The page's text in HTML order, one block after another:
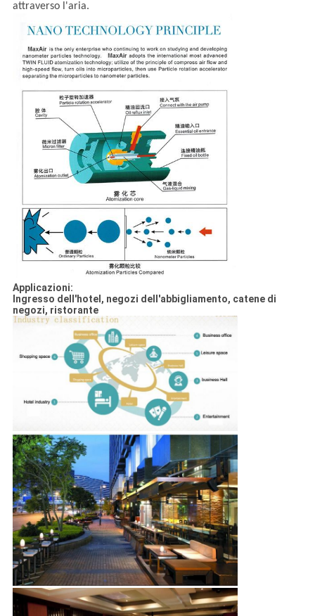
attraverso l'aria.
Applicazioni:
Ingresso dell'hotel, negozi dell'abbigliamento, catene di
negozi, ristorante